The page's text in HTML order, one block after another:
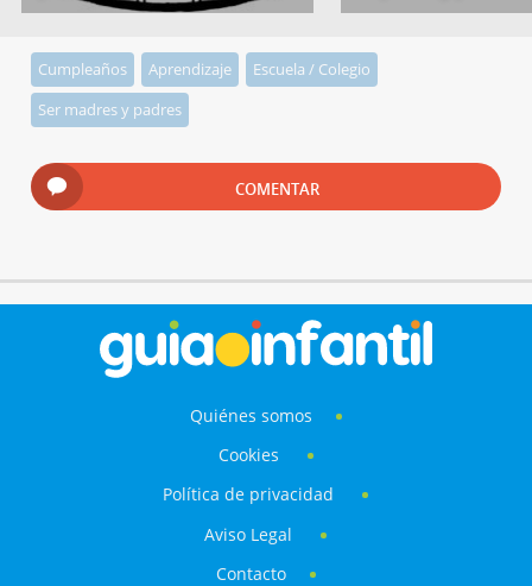
Cumpleaños Aprendizaje
Escuela / Colegio
Ser madres y padres
COMENTAR
Quiénes somos
Cookies
Política de privacidad
Aviso Legal
Contacto